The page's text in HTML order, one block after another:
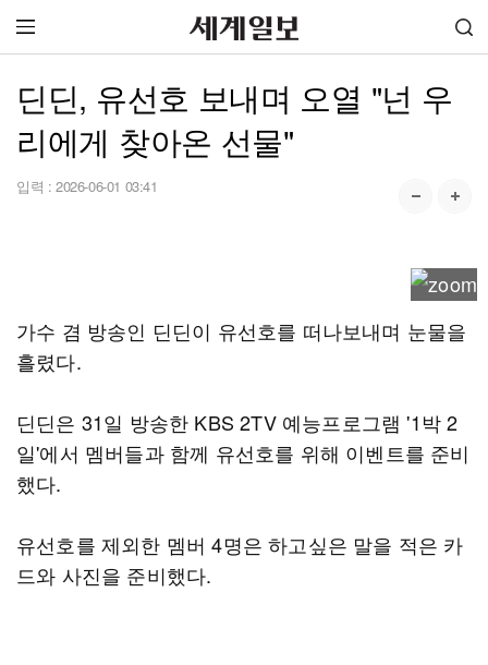
딘딘, 유선호 보내며 오열 "넌 우
리에게 찾아온 선물"
입력 : 2026-06-01 03:41
가수 겸 방송인 딘딘이 유선호를 떠나보내며 눈물을
흘렸다.
딘딘은 31일 방송한 KBS 2TV 예능프로그램 '1박 2
일'에서 멤버들과 함께 유선호를 위해 이벤트를 준비
했다.
유선호를 제외한 멤버 4명은 하고싶은 말을 적은 카
드와 사진을 준비했다.